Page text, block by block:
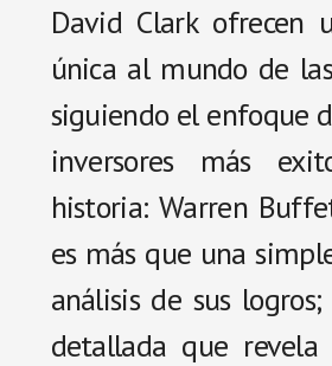
David Clark ofrecen
única al mundo de
siguiendo el enfoque
inversores más
historia: Warren
es más que una
análisis de sus
detallada que revela